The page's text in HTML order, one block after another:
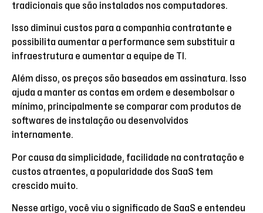
tradicionais que são instalados nos computadores.
Isso diminui custos para a companhia contratante e
possibilita aumentar a performance sem substituir a
infraestrutura e aumentar a equipe de TI.
Além disso, os preços são baseados em assinatura. Isso
ajuda a manter as contas em ordem e desembolsar o
mínimo, principalmente se comparar com produtos de
softwares de instalação ou desenvolvidos
internamente.
Por causa da simplicidade, facilidade na contratação e
custos atraentes, a popularidade dos SaaS tem
crescido muito.
Nesse artigo, você viu o significado de SaaS e entendeu